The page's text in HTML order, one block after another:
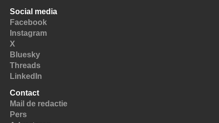
Social media
Facebook
Instagram
X
Bluesky
Threads
LinkedIn
Contact
Mail de redactie
Pers